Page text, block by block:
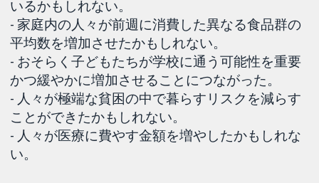
いるかもしれない。
- 家庭内の人々が前週に消費した異なる食品群の
平均数を増加させたかもしれない。
- おそらく子どもたちが学校に通う可能性を重要
かつ緩やかに増加させることにつながった。
- 人々が極端な貧困の中で暮らすリスクを減らす
ことができたかもしれない。
- 人々が医療に費やす金額を増やしたかもしれな
い。